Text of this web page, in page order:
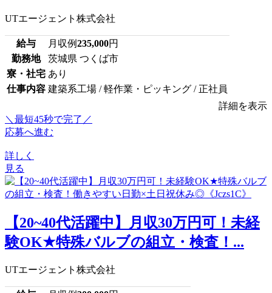
UTエージェント株式会社
給与 月収例235,000円
勤務地
茨城県 つくば市
寮・社宅 あり
仕事内容 建築系工場 / 軽作業・ピッキング / 正社員
詳細を表示
＼最短45秒で完了／
応募へ進む
詳しく
見る
【20~40代活躍中】月収30万円可！未経
験OK★特殊バルブの組立・検査！...
UTエージェント株式会社